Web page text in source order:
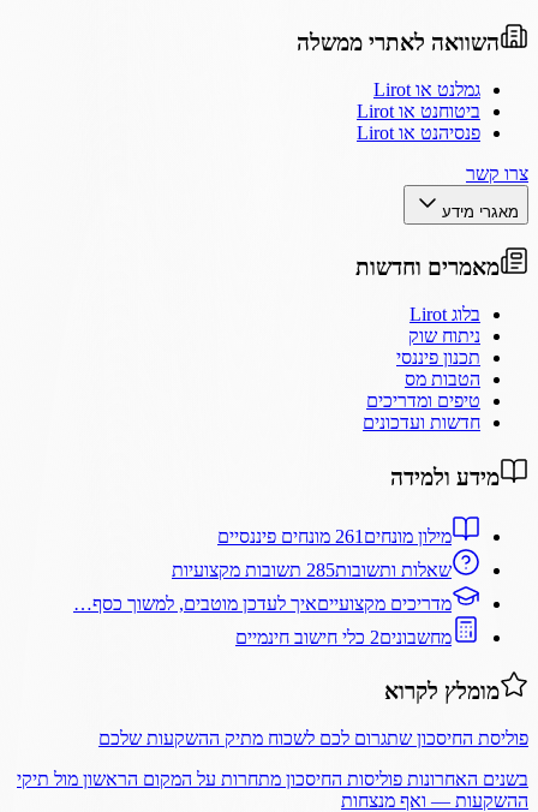
השוואה לאתרי ממשלה
גמלנט או Lirot
ביטוחנט או Lirot
פנסיהנט או Lirot
צרו קשר
מאגרי מידע
מאמרים וחדשות
בלוג Lirot
ניתוח שוק
תכנון פיננסי
הטבות מס
טיפים ומדריכים
חדשות ועדכונים
מידע ולמידה
מילון מונחים 261 מונחים פיננסיים
שאלות ותשובות285 תשובות מקצועיות
מדריכים מקצועייםאיך לעדכן מוטבים, למשוך כסף…
מחשבונים2 כלי חישוב חינמיים
מומלץ לקרוא
פוליסת החיסכון שתגרום לכם לשכוח מתיק ההשקעות שלכם
בשנים האחרונות פוליסות החיסכון מתחרות על המקום הראשון מול תיקי
ההשקעות — ואף מנצחות